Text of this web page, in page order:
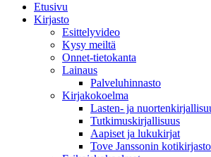
Etusivu
Kirjasto
Esittelyvideo
Kysy meiltä
Onnet-tietokanta
Lainaus
Palveluhinnasto
Kirjakokoelma
Lasten- ja
Tutkimuskirjallisuus
Aapiset ja lukukirjat
Tove Janssonin kotikirjasto